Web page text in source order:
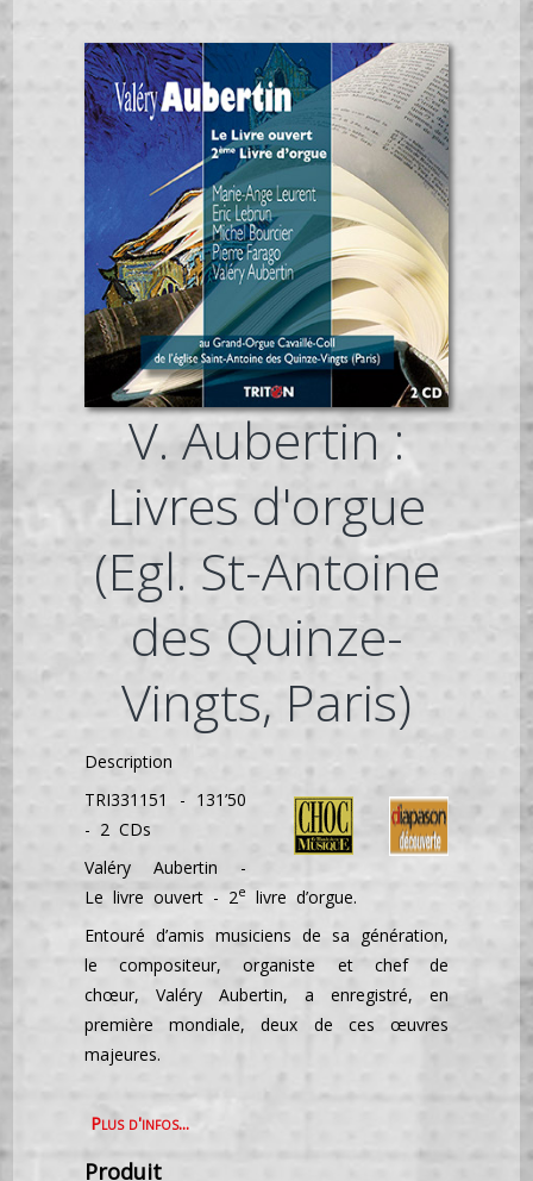
V. Aubertin :
Livres d'orgue
(Egl. St-Antoine
des Quinze-
Vingts, Paris)
Description
TRI331151 - 131’50
- 2 CDs
Valéry Aubertin -
Le livre ouvert - 2e
livre d’orgue.
Entouré d’amis musiciens de sa génération,
le compositeur, organiste et chef de
chœur, Valéry Aubertin, a enregistré, en
première mondiale, deux de ces œuvres
majeures.
Plus d'infos...
Produit